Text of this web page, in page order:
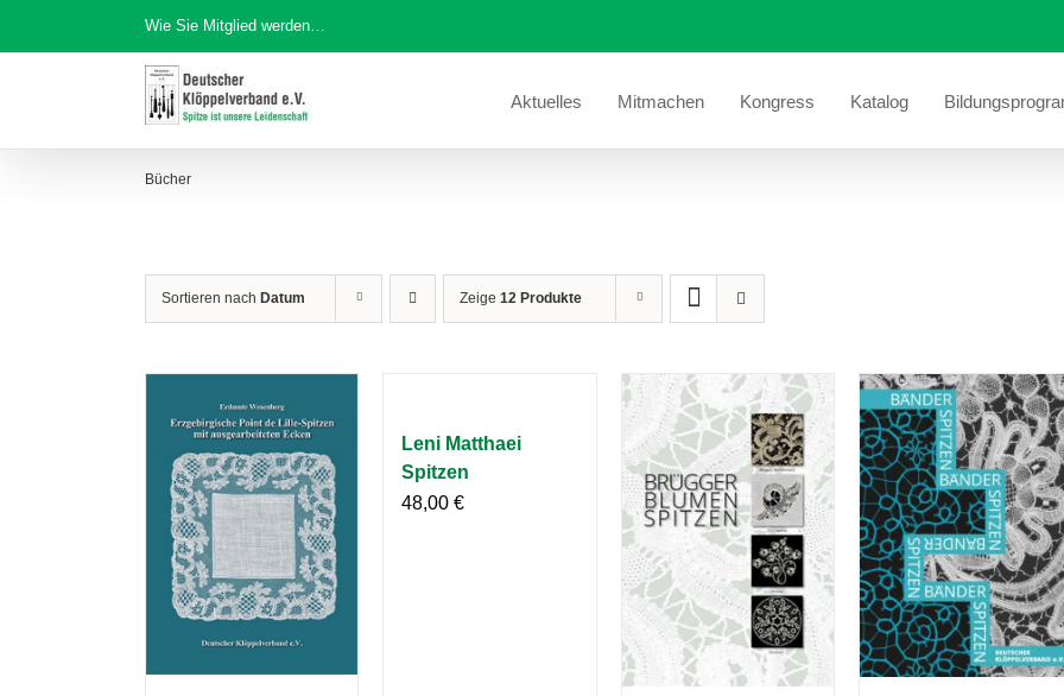
Inhalt
Wie Sie Mitglied werden…
Aktuelles Mitmachen Kongress Katalog
Bücher
Sortieren nach Datum Zeige 12 Produkte
Leni Matthaei
Spitzen
48,00€